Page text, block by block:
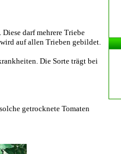
darf mehrere Triebe
auf allen Trieben gebildet.
Die Sorte trägt bei
getrocknete Tomaten